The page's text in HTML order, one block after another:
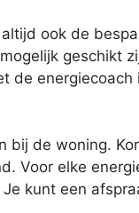
ook de
geschikt
de energiecoach
de woning.
Voor elke
kunt een